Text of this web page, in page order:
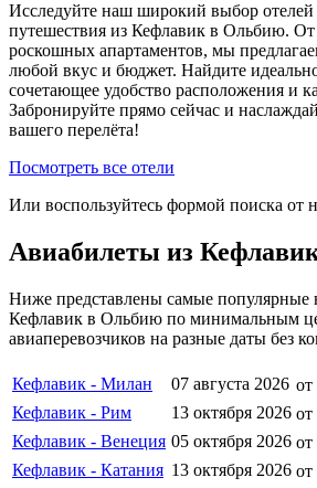
Исследуйте наш широкий выбор отелей
путешествия из Кефлавик в Ольбию.
роскошных апартаментов, мы
любой вкус и бюджет. Найдите
сочетающее удобство расположения и
Забронируйте прямо сейчас и
вашего перелёта!
Посмотреть все отели
Или воспользуйтесь формой поиска от
Авиабилеты из
Ниже представлены самые популярные
Кефлавик в Ольбию по минимальным
авиаперевозчиков на разные даты без
Кефлавик - Милан 07 августа 2026 от
Кефлавик - Рим
13 октября 2026 от
Кефлавик - Венеция 05 октября 2026 от
Кефлавик - Катания 13 октября 2026 от